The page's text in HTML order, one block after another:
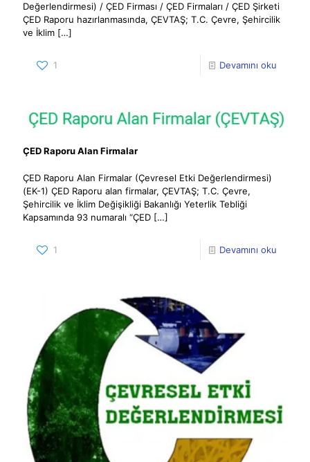
Değerlendirmesi) / ÇED Firması / ÇED Firmaları / ÇED Şirketi
ÇED Raporu hazırlanmasında, ÇEVTAŞ; T.C. Çevre, Şehircilik
ve İklim […]
1 Devamını oku
ÇED Raporu Alan Firmalar
ÇED Raporu Alan Firmalar (Çevresel Etki Değerlendirmesi)
(EK-1) ÇED Raporu alan firmalar, ÇEVTAŞ; T.C. Çevre,
Şehircilik ve İklim Değişikliği Bakanlığı Yeterlik Tebliği
Kapsamında 93 numaralı “ÇED […]
1 Devamını oku